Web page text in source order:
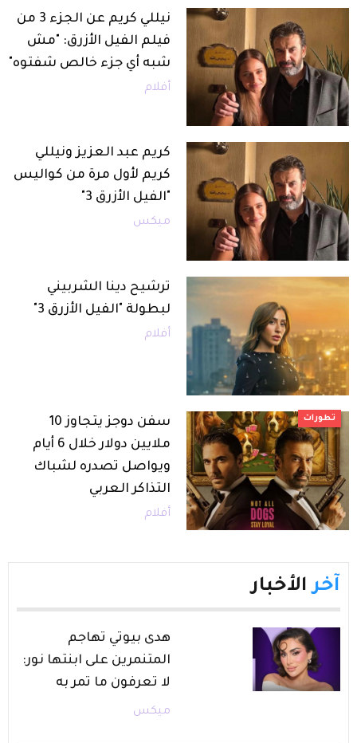
نيللي كريم عن الجزء 3 من
فيلم الفيل الأزرق: "مش
شبه أي جزء خالص شفتوه"
أفلام
كريم عبد العزيز ونيللي
كريم لأول مرة من كواليس
"الفيل الأزرق 3"
ميكس
ترشيح دينا الشربيني
لبطولة "الفيل الأزرق 3"
أفلام
تطورات
سفن دوجز يتجاوز 10
ملايين دولار خلال 6 أيام
ويواصل تصدره لشباك
التذاكر العربي
أفلام
آخر الأخبار
هدى بيوتي تهاجم
المتنمرين على ابنتها نور:
لا تعرفون ما تمر به
ميكس